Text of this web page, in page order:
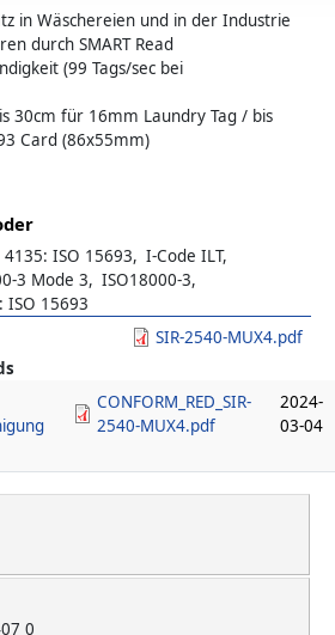
0
in Wäschereien und in der Industrie
durch SMART Read
(99 Tags/sec bei
30cm für 16mm Laundry Tag / bis
Card (86x55mm)
ISO 15693
I-Code ILT
3 Mode 3
ISO18000-3
ISO 15693
SIR-2540-MUX4.pdf
CONFORM_RED_SIR-
2540-MUX4.pdf
2024-
03-04